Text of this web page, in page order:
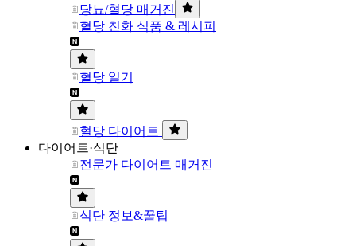
당뇨/혈당 매거진
혈당 친화 식품 & 레시피
혈당 일기
혈당 다이어트
다이어트·식단
전문가 다이어트 매거진
식단 정보&꿀팁